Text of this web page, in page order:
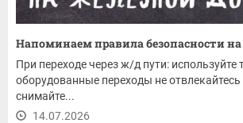
Напоминаем правила безопасности на
При переходе через ж/д пути: используйте
оборудованные переходы не отвлекайтесь
снимайте...
14.07.2026